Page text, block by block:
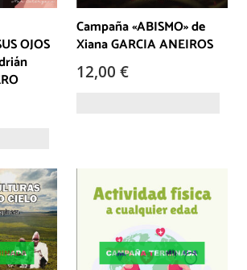
OJOS
Campaña «ABISMO» de
Xiana GARCIA ANEIROS
12,00 €